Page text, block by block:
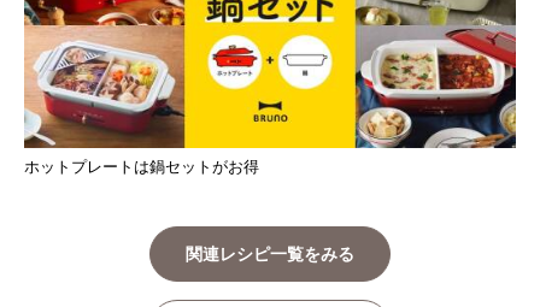
ホットプレートは鍋セットがお得
関連レシピ一覧をみる